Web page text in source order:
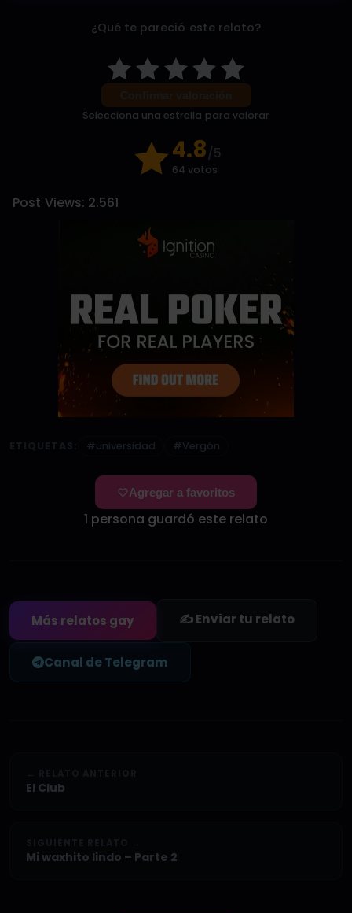
¿Qué te pareció este relato?
Selecciona una estrella para valorar
4.8/5
64 votos
Post Views: 2.561
#universidad #Vergón
Agregar a favoritos
1 persona guardó este relato
Más relatos gay ✍️ Enviar tu relato
Canal de Telegram
El Club
Mi waxhito lindo – Parte 2